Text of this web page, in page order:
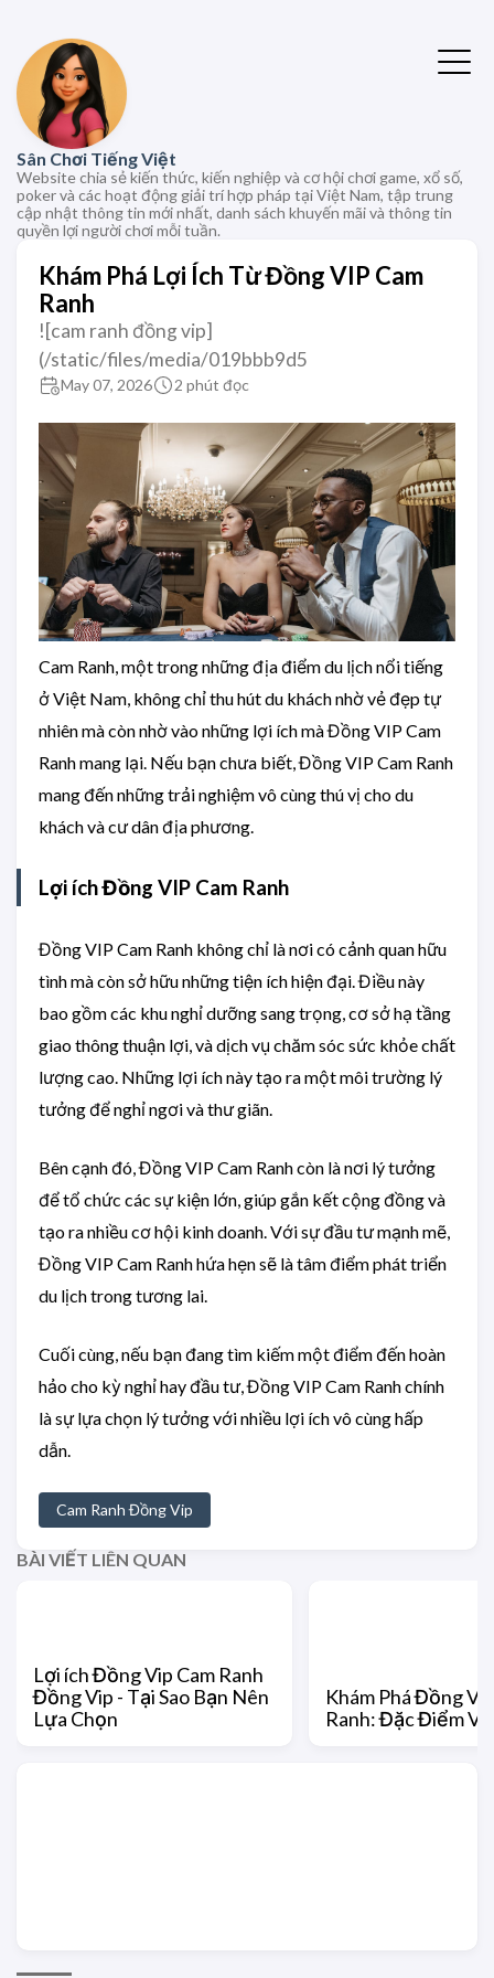
Sân Chơi Tiếng Việt
Website chia sẻ kiến thức, kiến nghiệp và cơ hội chơi game, xổ số,
poker và các hoạt động giải trí hợp pháp tại Việt Nam, tập trung
cập nhật thông tin mới nhất, danh sách khuyến mãi và thông tin
quyền lợi người chơi mỗi tuần.
Khám Phá Lợi Ích Từ Đồng VIP Cam
Ranh
![cam ranh đồng vip]
(/static/files/media/019bbb9d5
May 07, 2026 2 phút đọc
Cam Ranh, một trong những địa điểm du lịch nổi tiếng
ở Việt Nam, không chỉ thu hút du khách nhờ vẻ đẹp tự
nhiên mà còn nhờ vào những lợi ích mà Đồng VIP Cam
Ranh mang lại. Nếu bạn chưa biết, Đồng VIP Cam Ranh
mang đến những trải nghiệm vô cùng thú vị cho du
khách và cư dân địa phương.
Lợi ích Đồng VIP Cam Ranh
Đồng VIP Cam Ranh không chỉ là nơi có cảnh quan hữu
tình mà còn sở hữu những tiện ích hiện đại. Điều này
bao gồm các khu nghỉ dưỡng sang trọng, cơ sở hạ tầng
giao thông thuận lợi, và dịch vụ chăm sóc sức khỏe chất
lượng cao. Những lợi ích này tạo ra một môi trường lý
tưởng để nghỉ ngơi và thư giãn.
Bên cạnh đó, Đồng VIP Cam Ranh còn là nơi lý tưởng
để tổ chức các sự kiện lớn, giúp gắn kết cộng đồng và
tạo ra nhiều cơ hội kinh doanh. Với sự đầu tư mạnh mẽ,
Đồng VIP Cam Ranh hứa hẹn sẽ là tâm điểm phát triển
du lịch trong tương lai.
Cuối cùng, nếu bạn đang tìm kiếm một điểm đến hoàn
hảo cho kỳ nghỉ hay đầu tư, Đồng VIP Cam Ranh chính
là sự lựa chọn lý tưởng với nhiều lợi ích vô cùng hấp
dẫn.
Cam Ranh Đồng Vip
BÀI VIẾT LIÊN QUAN
Lợi ích Đồng Vip Cam Ranh
Đồng Vip - Tại Sao Bạn Nên
Lựa Chọn
Khám Phá Đồng
Ranh: Đặc Điểm